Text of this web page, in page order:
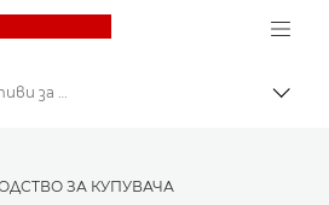
Canon Logo, back to
Вдъхновете се | Съвети за фотография и печат и ръководства за купувача
Най-добрите обективи за снимане на дива природа
ЗА КУПУВАЧА